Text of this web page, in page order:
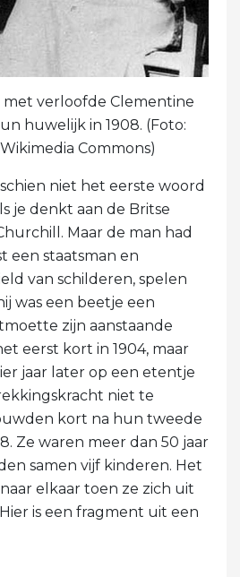
verloofde Clementine
huwelijk in 1908. (Foto:
Commons)
niet het eerste woord
je denkt aan de Britse
Maar de man had
een staatsman en
van schilderen, spelen
was een beetje een
zijn aanstaande
eerst kort in 1904, maar
jaar later op een etentje
niet te
kort na hun tweede
Ze waren meer dan 50 jaar
samen vijf kinderen. Het
elkaar toen ze zich uit
is een fragment uit een